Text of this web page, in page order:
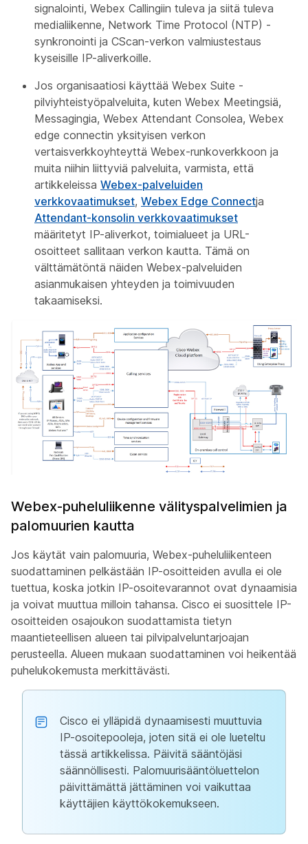
signalointi, Webex Callingiin tuleva ja siitä tuleva
medialiikenne, Network Time Protocol (NTP) -
synkronointi ja CScan-verkon valmiustestaus
kyseisille IP-aliverkoille.
Jos organisaatiosi käyttää Webex Suite -
pilviyhteistyöpalveluita, kuten Webex Meetingsiä,
Messagingia, Webex Attendant Consolea, Webex
edge connectin yksityisen verkon
vertaisverkkoyhteyttä Webex-runkoverkkoon ja
muita niihin liittyviä palveluita, varmista, että
artikkeleissa Webex-palveluiden
verkkovaatimukset, Webex Edge Connectja
Attendant-konsolin verkkovaatimukset
määritetyt IP-aliverkot, toimialueet ja URL-
osoitteet sallitaan verkon kautta. Tämä on
välttämätöntä näiden Webex-palveluiden
asianmukaisen yhteyden ja toimivuuden
takaamiseksi.
Webex-puheluliikenne välityspalvelimien ja
palomuurien kautta
Jos käytät vain palomuuria, Webex-puheluliikenteen
suodattaminen pelkästään IP-osoitteiden avulla ei ole
tuettua, koska jotkin IP-osoitevarannot ovat dynaamisia
ja voivat muuttua milloin tahansa. Cisco ei suosittele IP-
osoitteiden osajoukon suodattamista tietyn
maantieteellisen alueen tai pilvipalveluntarjoajan
perusteella. Alueen mukaan suodattaminen voi heikentää
puhelukokemusta merkittävästi.
Cisco ei ylläpidä dynaamisesti muuttuvia
IP-osoitepooleja, joten sitä ei ole lueteltu
tässä artikkelissa. Päivitä sääntöjäsi
säännöllisesti. Palomuurisääntöluettelon
päivittämättä jättäminen voi vaikuttaa
käyttäjien käyttökokemukseen.